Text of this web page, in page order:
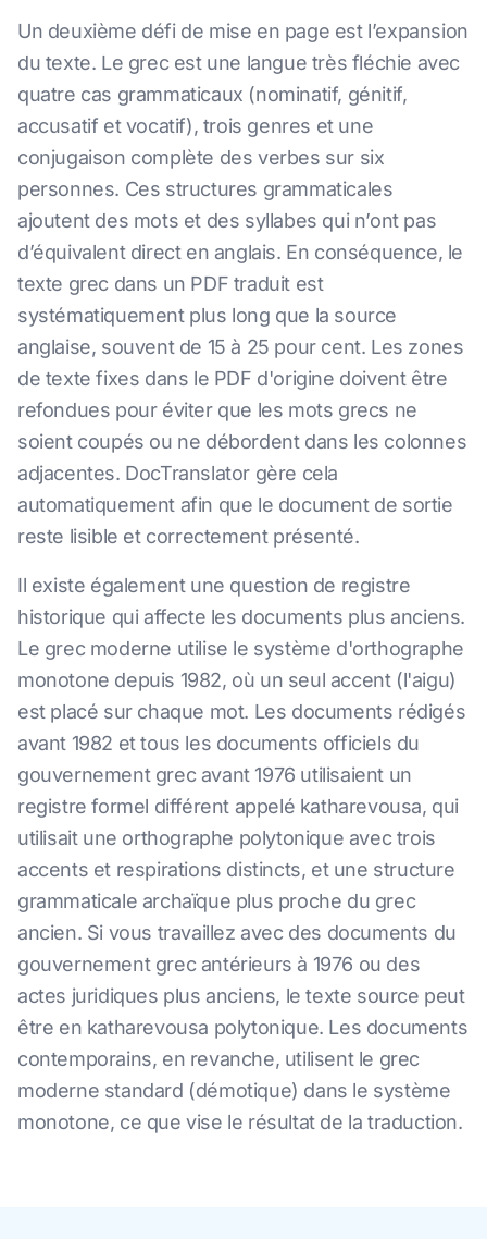
Un deuxième défi de mise en page est l’expansion
du texte. Le grec est une langue très fléchie avec
quatre cas grammaticaux (nominatif, génitif,
accusatif et vocatif), trois genres et une
conjugaison complète des verbes sur six
personnes. Ces structures grammaticales
ajoutent des mots et des syllabes qui n’ont pas
d’équivalent direct en anglais. En conséquence, le
texte grec dans un PDF traduit est
systématiquement plus long que la source
anglaise, souvent de 15 à 25 pour cent. Les zones
de texte fixes dans le PDF d'origine doivent être
refondues pour éviter que les mots grecs ne
soient coupés ou ne débordent dans les colonnes
adjacentes. DocTranslator gère cela
automatiquement afin que le document de sortie
reste lisible et correctement présenté.
Il existe également une question de registre
historique qui affecte les documents plus anciens.
Le grec moderne utilise le système d'orthographe
monotone depuis 1982, où un seul accent (l'aigu)
est placé sur chaque mot. Les documents rédigés
avant 1982 et tous les documents officiels du
gouvernement grec avant 1976 utilisaient un
registre formel différent appelé katharevousa, qui
utilisait une orthographe polytonique avec trois
accents et respirations distincts, et une structure
grammaticale archaïque plus proche du grec
ancien. Si vous travaillez avec des documents du
gouvernement grec antérieurs à 1976 ou des
actes juridiques plus anciens, le texte source peut
être en katharevousa polytonique. Les documents
contemporains, en revanche, utilisent le grec
moderne standard (démotique) dans le système
monotone, ce que vise le résultat de la traduction.